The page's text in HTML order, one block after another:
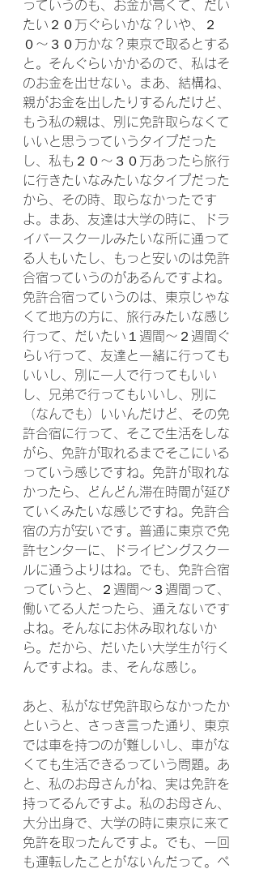
っていうのも、お金が高くて、だい
たい２０万ぐらいかな？いや、２
０〜３０万かな？東京で取るとする
と。そんぐらいかかるので、私はそ
のお金を出せない。まあ、結構ね、
親がお金を出したりするんだけど、
もう私の親は、別に免許取らなくて
いいと思うっていうタイプだった
し、私も２０〜３０万あったら旅行
に行きたいなみたいなタイプだった
から、その時、取らなかったです
よ。まあ、友達は大学の時に、ドラ
イバースクールみたいな所に通って
る人もいたし、もっと安いのは免許
合宿っていうのがあるんですよね。
免許合宿っていうのは、東京じゃな
くて地方の方に、旅行みたいな感じ
行って、だいたい１週間〜２週間ぐ
らい行って、友達と一緒に行っても
いいし、別に一人で行ってもいい
し、兄弟で行ってもいいし、別に
（なんでも）いいんだけど、その免
許合宿に行って、そこで生活をしな
がら、免許が取れるまでそこにいる
っていう感じですね。免許が取れな
かったら、どんどん滞在時間が延び
ていくみたいな感じですね。免許合
宿の方が安いです。普通に東京で免
許センターに、ドライビングスクー
ルに通うよりはね。でも、免許合宿
っていうと、２週間〜３週間って、
働いてる人だったら、通えないです
よね。そんなにお休み取れないか
ら。だから、だいたい大学生が行く
んですよね。ま、そんな感じ。
あと、私がなぜ免許取らなかったか
というと、さっき言った通り、東京
では車を持つのが難しいし、車がな
くても生活できるっていう問題。あ
と、私のお母さんがね、実は免許を
持ってるんですよ。私のお母さん、
大分出身で、大学の時に東京に来て
免許を取ったんですよ。でも、一回
も運転したことがないんだって。ペ